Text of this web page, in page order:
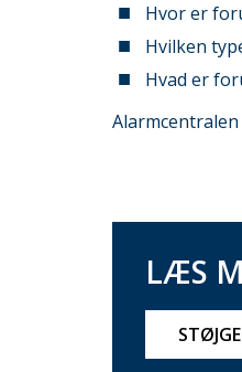
Hvor er
Hvilken
Hvad er
LÆS